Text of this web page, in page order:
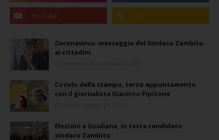
Coronavirus: messaggio del Sindaco Zambito
ai cittadini
Circolo della stampa, terzo appuntamento
con il giornalista Giacinto Pipitone
Elezioni a Siculiana, in testa candidato
sindaco Zambito